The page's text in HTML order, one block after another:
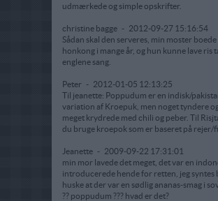
udmærkede og simple opskrifter.
christine bagge - 2012-09-27 15:16:54
Sådan skal den serveres, min moster boede
honkong i mange år, og hun kunne lave ris
englene sang.
Peter - 2012-01-05 12:13:25
Til jeanette: Poppudum er en indisk/
variation af Kroepuk, men noget tyndere
meget krydrede med chili og peber. Til
du bruge kroepok som er baseret på rejer/
Jeanette - 2009-09-22 17:31:01
min mor lavede det meget, det var en
introducerede hende for retten, jeg syntes
huske at der var en sødlig ananas-smag i
?? poppudum ??? hvad er det?